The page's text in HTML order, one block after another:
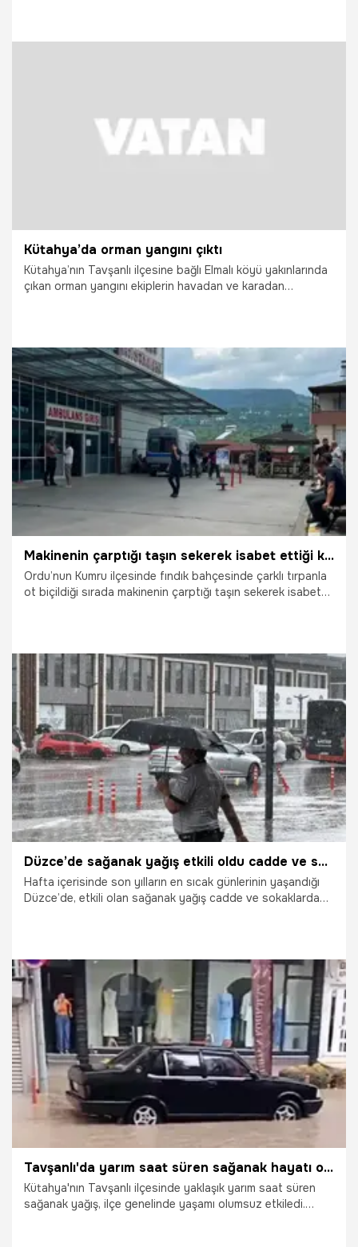
Kütahya’da orman yangını çıktı
Kütahya’nın Tavşanlı ilçesine bağlı Elmalı köyü yakınlarında
çıkan orman yangını ekiplerin havadan ve karadan
18.07.2026 Vatan TV
Makinenin çarptığı taşın sekerek isabet ettiği kadın hayatını kaybetti
Ordu’nun Kumru ilçesinde fındık bahçesinde çarklı tırpanla
ot biçildiği sırada makinenin çarptığı taşın sekerek isabet
4.07.2026 Gündem
Düzce’de sağanak yağış etkili oldu cadde ve sokakları su bastı
Hafta içerisinde son yılların en sıcak günlerinin yaşandığı
Düzce’de, etkili olan sağanak yağış cadde ve sokaklarda
4.07.2026 Gündem
Tavşanlı'da yarım saat süren sağanak hayatı olumsuz etkiledi
Kütahya'nın Tavşanlı ilçesinde yaklaşık yarım saat süren
sağanak yağış, ilçe genelinde yaşamı olumsuz etkiledi.